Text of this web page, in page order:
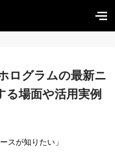
ログラムの最新ニ
る場面や活用実例
スが知りたい」